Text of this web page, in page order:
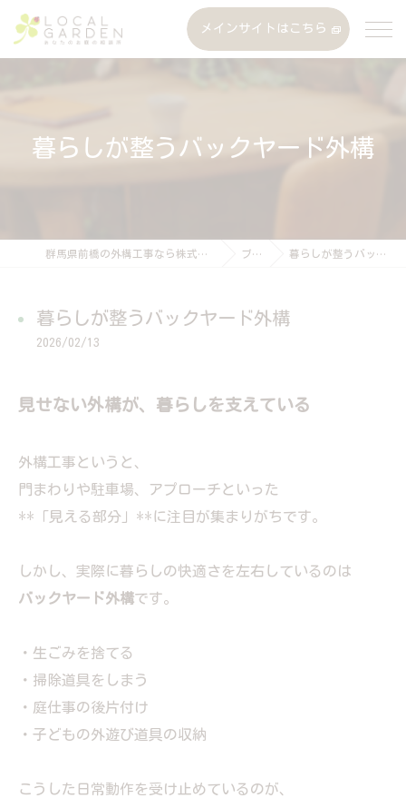
メインサイトはこちら
暮らしが整うバックヤード外構
群馬県前橋の外構工事なら株式会社ローカルガーデン ブログ 暮らしが整うバックヤード外構
暮らしが整うバックヤード外構
2026/02/13
見せない外構が、暮らしを支えている
外構工事というと、
門まわりや駐車場、アプローチといった
**「見える部分」**に注目が集まりがちです。
しかし、実際に暮らしの快適さを左右しているのは
バックヤード外構です。
・生ごみを捨てる
・掃除道具をしまう
・庭仕事の後片付け
・子どもの外遊び道具の収納
こうした日常動作を受け止めているのが、